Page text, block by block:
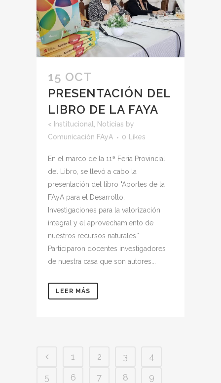
15 OCT
PRESENTACIÓN DEL
LIBRO DE LA FAYA
< Institucional Noticias by
Comunicación FAyA
0 Likes
En el marco de la 11ª Feria Provincial
del Libro, se llevó a cabo la
presentación del libro "Aportes de la
FAyA para el Desarrollo.
Investigaciones para la valorización
integral y el aprovechamiento de
nuestros recursos naturales."
Participaron docentes investigadores
de nuestra casa que son autores...
LEER MÁS
1 2 3
4
5
6 7 8
9